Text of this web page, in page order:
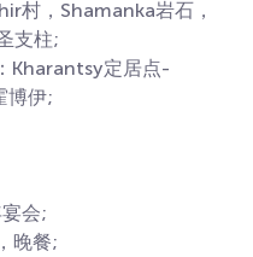
村，Shamanka岩石，
支柱;
Kharantsy定居点-
博伊;
会;
晚餐;